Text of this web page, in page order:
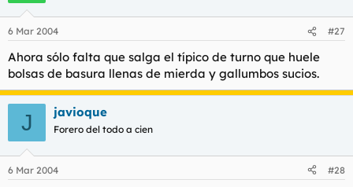
6 Mar 2004 #27
Ahora sólo falta que salga el típico de turno que huele
bolsas de basura llenas de mierda y gallumbos sucios.
J javioque
Forero del todo a cien
6 Mar 2004 #28